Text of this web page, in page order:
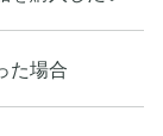
た場合